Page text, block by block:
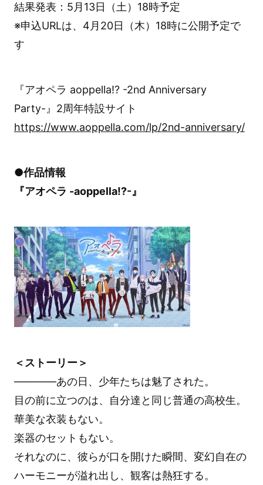
結果発表：5月13日（土）18時予定
※申込URLは、4月20日（木）18時に公開予定で
す
『アオペラ aoppella!? -2nd Anniversary
Party-』2周年特設サイト
https://www.aoppella.com/lp/2nd-anniversary/
●作品情報
『アオペラ -aoppella!?-』
＜ストーリー＞
————あの日、少年たちは魅了された。
目の前に立つのは、自分達と同じ普通の高校生。
華美な衣装もない。
楽器のセットもない。
それなのに、彼らが口を開けた瞬間、変幻自在の
ハーモニーが溢れ出し、観客は熱狂する。